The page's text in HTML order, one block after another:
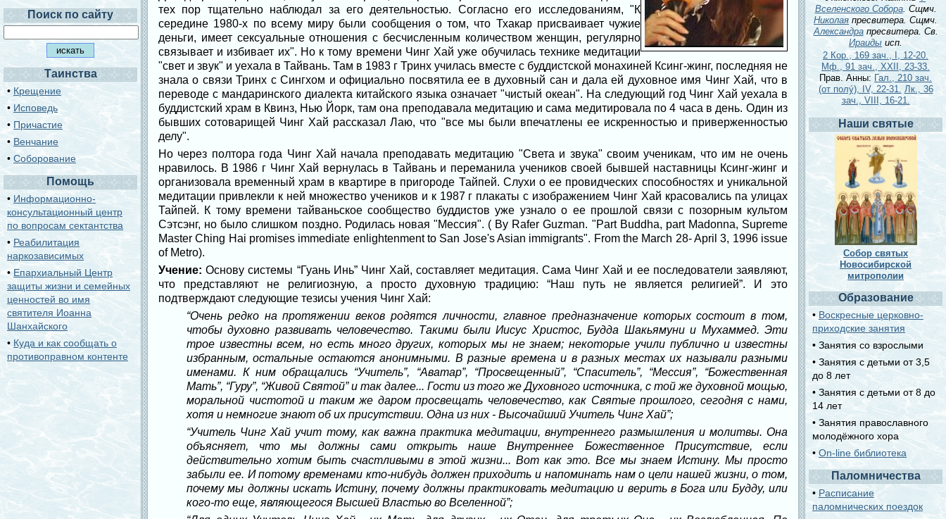
тех пор тщательно наблюдал за его деятельностью. Согласно его исследованиям, "К
середине 1980-х по всему миру были сообщения о том, что Тхакар присваивает чужие
деньги, имеет сексуальные отношения с бесчисленным количеством женщин, регулярно
связывает и избивает их". Но к тому времени Чинг Хай уже обучилась технике медитации
"свет и звук" и уехала в Тайвань. Там в 1983 г Тринх училась вместе с буддистской монахиней Ксинг-жинг, последняя не
знала о связи Тринх с Сингхом и официально посвятила ее в духовный сан и дала ей духовное имя Чинг Хай, что в
переводе с мандаринского диалекта китайского языка означает "чистый океан". На следующий год Чинг Хай уехала в
буддистский храм в Квинз, Нью Йорк, там она преподавала медитацию и сама медитировала по 4 часа в день. Один из
бывших сотоварищей Чинг Хай рассказал Лаю, что "все мы были впечатлены ее искренностью и приверженностью
делу".
Но через полтора года Чинг Хай начала преподавать медитацию "Света и звука" своим ученикам, что им не очень
нравилось. В 1986 г Чинг Хай вернулась в Тайвань и переманила учеников своей бывшей наставницы Ксинг-жинг и
организовала временный храм в квартире в пригороде Тайпей. Слухи о ее провидческих способностях и уникальной
медитации привлекли к ней множество учеников и к 1987 г плакаты с изображением Чинг Хай красовались па улицах
Тайпей. К тому времени тайваньское сообщество буддистов уже узнало о ее прошлой связи с позорным культом
Сэтсэнг, но было слишком поздно. Родилась новая "Мессия". ( By Rafer Guzman. "Part Buddha, part Madonna, Supreme
Master Ching Hai promises immediate enlightenment to San Jose's Asian immigrants". From the March 28- April 3, 1996 issue
of Metro).
Учение:Основу системы “Гуань Инь” Чинг Хай, составляет медитация. Сама Чинг Хай и ее последователи заявляют,
что представляют не религиозную, а просто духовную традицию: “Наш путь не является религией”. И это
подтверждают следующие тезисы учения Чинг Хай:
“Очень редко на протяжении веков родятся личности, главное предназначение которых состоит в том,
чтобы духовно развивать человечество. Такими были Иисус Христос, Будда Шакьямуни и Мухаммед. Эти
трое известны всем, но есть много других, которых мы не знаем; некоторые учили публично и известны
избранным, остальные остаются анонимными. В разные времена и в разных местах их называли разными
именами. К ним обращались “Учитель”, “Аватар”, “Просвещенный”, “Спаситель”, “Мессия”, “Божественная
Мать”, “Гуру”, “Живой Святой” и так далее... Гости из того же Духовного источника, с той же духовной мощью,
моральной чистотой и таким же даром просвещать человечество, как Святые прошлого, сегодня с нами,
хотя и немногие знают об их присутствии. Одна из них - Высочайший Учитель Чинг Хай”;
“Учитель Чинг Хай учит тому, как важна практика медитации, внутреннего размышления и молитвы. Она
объясняет, что мы должны сами открыть наше Внутреннее Божественное Присутствие, если
действительно хотим быть счастливыми в этой жизни... Вот как это. Все мы знаем Истину. Мы просто
забыли ее. И потому временами кто-нибудь должен приходить и напоминать нам о цели нашей жизни, о том,
почему мы должны искать Истину, почему должны практиковать медитацию и верить в Бога или Будду, или
кого-то еще, являющегося Высшей Властью во Вселенной”;
Поиск по сайту
Таинства
• Крещение
• Исповедь
• Причастие
• Венчание
• Соборование
Помощь
• Информационно-
консультационный центр
по вопросам сектантства
•Реабилитация
наркозависимых
•Епархиальный Центр
защиты жизни и семейных
ценностей во имя
святителя Иоанна
Шанхайского
• Куда и как сообщать о
противоправном контенте
Вселенского Собора. Сщмч.
Николая пресвитера. Сщмч.
Александрапресвитера. Св.
Ираиды исп.
2 Кор., 169 зач., I, 12-20.
Мф., 91 зач., XXII, 23-33.
Прав. Анны: Гал., 210 зач.
(от полу́), IV, 22-31. Лк., 36
зач., VIII, 16-21.
Наши святые
Собор святых
Новосибирской
митрополии
Образование
• Воскресные церковно-
приходские занятия
• Занятия со взрослыми
• Занятия с детьми от 3,5
до 8 лет
• Занятия с детьми от 8 до
14 лет
• Занятия православного
молодёжного хора
• On-line библиотека
Паломничества
• Расписание
паломнических поездок